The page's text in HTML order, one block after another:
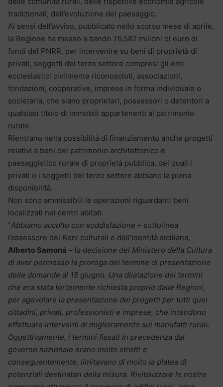
tradizionali, dell’evoluzione del paesaggio.
Ai sensi dell’avviso, pubblicato nello scorso mese di aprile,
la Regione ha messo a bando 76,582 milioni di euro di
fondi del PNRR, per intervenire su beni di proprietà di
privati, soggetti del terzo settore compresi gli enti
ecclesiastici civilmente riconosciuti, associazioni,
fondazioni, cooperative, imprese in forma individuale o
societaria, che siano proprietari, possessori o detentori a
qualsiasi titolo di immobili appartenenti al patrimonio
rurale.
Rientrano nella possibilità di finanziamento anche progetti
relativi a beni del patrimonio architettonico e
paesaggistico rurale di proprietà pubblica, dei quali i
privati o i soggetti del terzo settore abbiano la piena
disponibilità.
Non sono ammissibili le operazioni riguardanti beni
localizzati nei centri abitati.
“Abbiamo accolto con soddisfazione – sottolinea
l’assessore dei Beni culturali e dell’Identità siciliana,
Alberto Samonà – la decisione del Ministero della Cultura
di aver permesso la proroga del termine di presentazione
delle domande al 15 giugno. Una dilatazione dei termini
che era stata fortemente richiesta proprio dalle Regioni,
per agevolare la presentazione dei progetti per tutti quei
cittadini, privati, professionisti e imprese, che intendono
effettuare interventi di miglioramento sui manufatti rurali.
Oggettivamente, i termini fissati in precedenza dal
governo nazionale erano molto stretti e
conseguentemente, limitavano di molto la platea di
potenziali destinatari della misura. Rivitalizzare le nostre